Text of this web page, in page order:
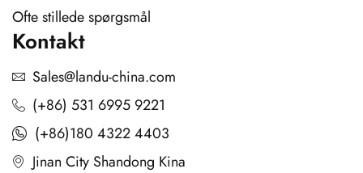
Ofte stillede spørgsmål
Kontakt
Sales@landu-china.com
(+86) 531 6995 9221
(+86)180 4322 4403
Jinan City Shandong Kina